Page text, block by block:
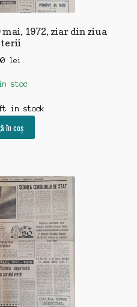
1972, ziar din ziua
lei
stoc
in stock
în coș